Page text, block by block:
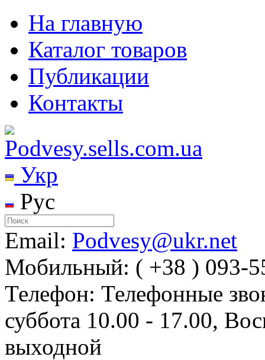
На главную
Каталог товаров
Публикации
Контакты
Укр
Рус
Email: Podvesy@ukr.net
Мобильный: ( +38 ) 093-
Телефон: Телефонные
суббота 10.00 - 17.00,
выходной